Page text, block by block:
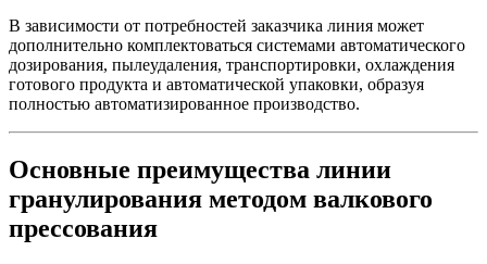
В зависимости от потребностей заказчика линия может
дополнительно комплектоваться системами автоматического
дозирования, пылеудаления, транспортировки, охлаждения
готового продукта и автоматической упаковки, образуя
полностью автоматизированное производство.
Основные преимущества линии
гранулирования методом валкового
прессования